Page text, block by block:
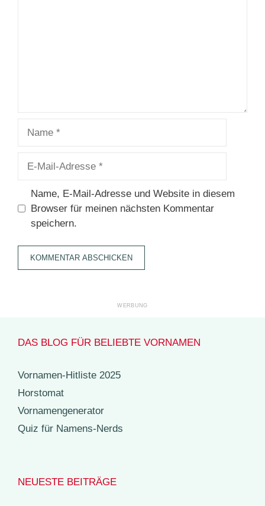
Adresse
Name, E-Mail-Adresse und Website in diesem
Browser für meinen nächsten Kommentar
speichern.
DAS BLOG FÜR BELIEBTE VORNAMEN
Vornamen-Hitliste 2025
Horstomat
Vornamengenerator
Quiz für Namens-Nerds
NEUESTE BEITRÄGE